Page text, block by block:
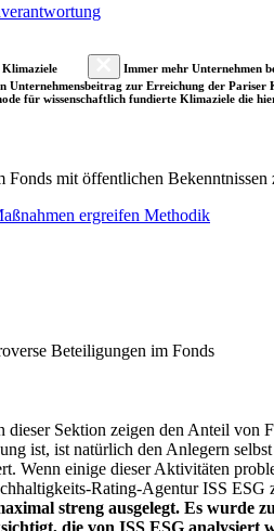
Klimaziele
Immer mehr Unternehmen
Unternehmensbeitrag zur Erreichung der
für wissenschaftlich fundierte Klimaziele die
Fonds mit öffentlichen
ergreifen Methodik
Beteiligungen im Fonds
dieser Sektion zeigen den Anteil von
ist, ist natürlich den Anlegern
Wenn einige dieser Aktivitäten
Rating-Agentur ISS ESG
streng ausgelegt. Es wurde
die von ISS ESG analysiert